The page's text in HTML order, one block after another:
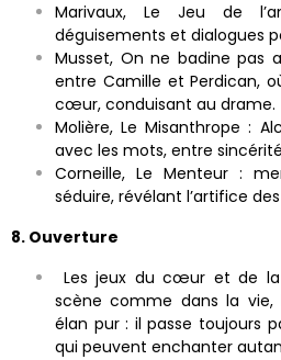
Marivaux, Le Jeu de
déguisements et dialogues
Musset, On ne badine pas
entre Camille et Perdican,
cœur, conduisant au drame.
Molière, Le Misanthrope :
avec les mots, entre
Corneille, Le Menteur :
séduire, révélant l’artifice
8. Ouverture
Les jeux du cœur et de
scène comme dans la vie,
élan pur : il passe toujours
qui peuvent enchanter